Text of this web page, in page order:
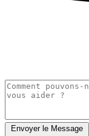
Envoyer le Message